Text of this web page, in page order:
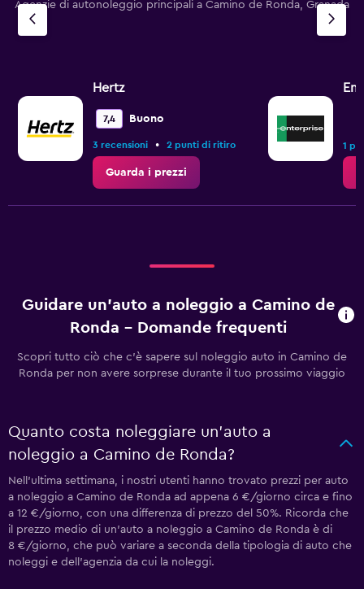
Agenzie di autonoleggio principali a Camino de Ronda, Granada
Hertz
7,4 Buono
3 recensioni • 2 punti di ritiro
Guarda i prezzi
1
Guidare un'auto a noleggio a Camino de
Ronda - Domande frequenti
Scopri tutto ciò che c'è sapere sul noleggio auto in Camino de
Ronda per non avere sorprese durante il tuo prossimo viaggio
Quanto costa noleggiare un'auto a
noleggio a Camino de Ronda?
Nell'ultima settimana, i nostri utenti hanno trovato prezzi per auto
a noleggio a Camino de Ronda ad appena 6 €/giorno circa e fino
a 12 €/giorno, con una differenza di prezzo del 50%. Ricorda che
il prezzo medio di un'auto a noleggio a Camino de Ronda è di
8 €/giorno, che può variare a seconda della tipologia di auto che
noleggi e dell'agenzia da cui la noleggi.